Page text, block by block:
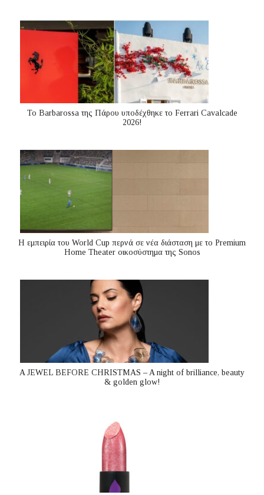
Το Barbarossa της Πάρου υποδέχθηκε το Ferrari Cavalcade
2026!
Η εμπειρία του World Cup περνά σε νέα διάσταση με το Premium
Home Theater οικοσύστημα της Sonos
A JEWEL BEFORE CHRISTMAS – A night of brilliance, beauty
& golden glow!